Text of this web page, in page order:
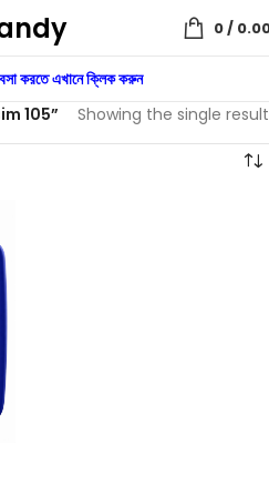
0/
করতে এখানে ক্লিক করুন
105” Showing the single result